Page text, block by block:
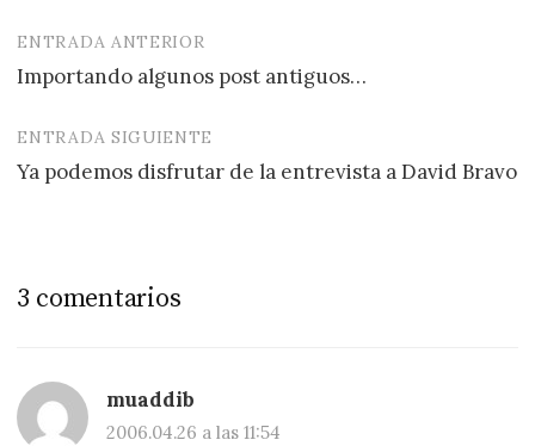
Navegación
de
entradas
ENTRADA ANTERIOR
Importando algunos post antiguos…
ENTRADA SIGUIENTE
Ya podemos disfrutar de la entrevista a David Bravo
3 comentarios
muaddib
2006.04.26 a las 11:54